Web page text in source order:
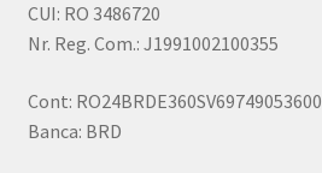
CUI: RO 3486720
Nr. Reg. Com.: J1991002100355
Cont: RO24BRDE360SV69749053600
Banca: BRD